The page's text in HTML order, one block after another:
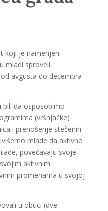
koji je namenjen
mladi sproveli.
avgusta do decembra
bili da osposobimo
(vršnjačke)
i prenošenje stečenih
mlade da aktivno
povećavaju svoje
aktivnim
promenama u svojoj
u obuci (dve